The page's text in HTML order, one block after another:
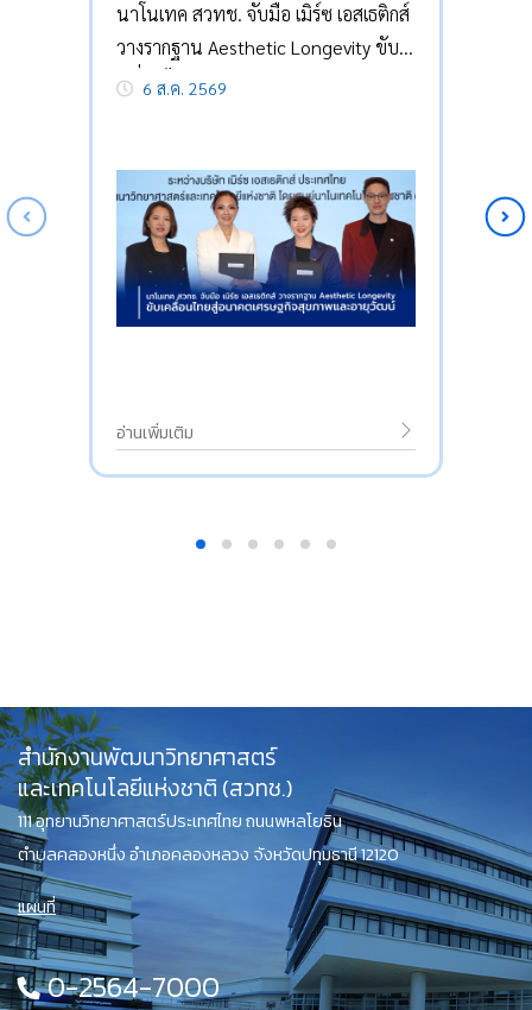
นาโนเทค สวทช. จับมือ เมิร์ซ เอสเธติกส์
วางรากฐาน Aesthetic Longevity ขับ
เคลื่อนไทยสู่อนาคตเศรษฐกิจสุขภาพ
6 ส.ค. 2569
อ่านเพิ่มเติม
สำนักงานพัฒนาวิทยาศาสตร์
และเทคโนโลยีแห่งชาติ (สวทช.)
111 อุทยานวิทยาศาสตร์ประเทศไทย ถนนพหลโยธิน
ตำบลคลองหนึ่ง อำเภอคลองหลวง จังหวัดปทุมธานี 12120
แผนที่
0-2564-7000